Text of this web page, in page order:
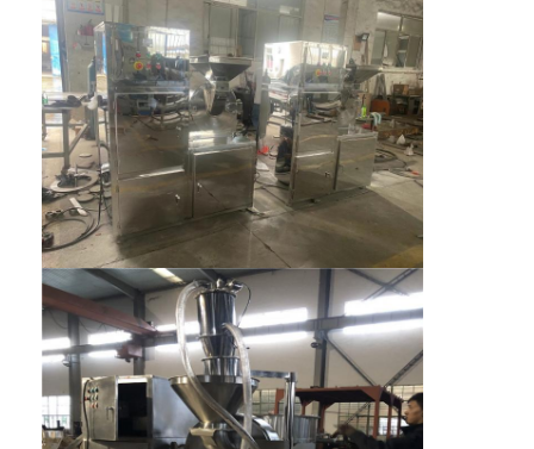
ทุกกรณี
เครื่องเป่าสเปรย์แรงเหวี่ยงความเร็วสูง
เครื่องอบแห้งฟลูอิไดซ์เบดแบบสั่น
ไมโครเวฟเครื่องอบสูญญากาศ
เครื่องเป่าพ่นแรงดัน
เครื่องอบลมร้อน
เครื่องผสมริบบิ้นแนวนอน